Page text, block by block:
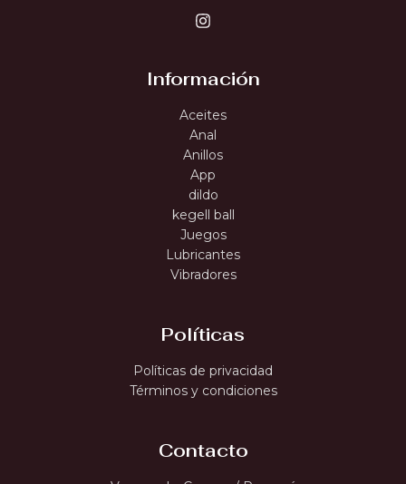
Información
Aceites
Anal
Anillos
App
dildo
kegell ball
Juegos
Lubricantes
Vibradores
Políticas
Políticas de privacidad
Términos y condiciones
Contacto